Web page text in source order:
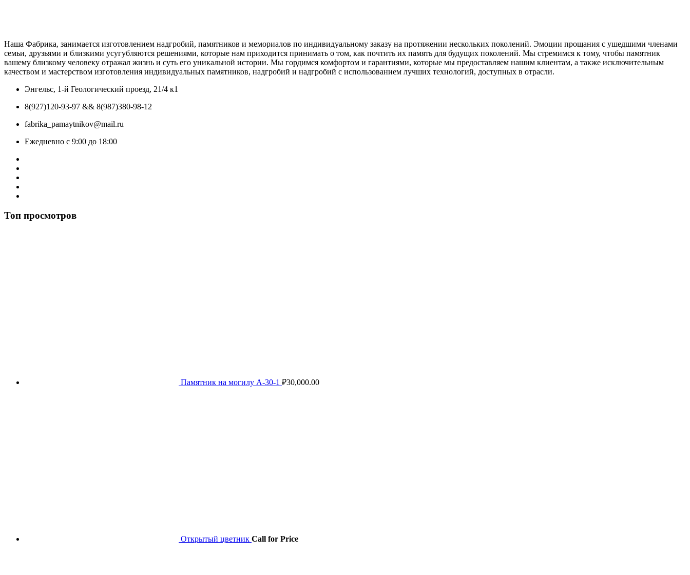
Наша Фабрика, занимается изготовлением надгробий, памятников и мемориалов по индивидуальному заказу на протяжении нескольких поколений. Эмоции прощания с ушедшими членами
семьи, друзьями и близкими усугубляются решениями, которые нам приходится принимать о том, как почтить их память для будущих поколений. Мы стремимся к тому, чтобы памятник
вашему близкому человеку отражал жизнь и суть его уникальной истории. Мы гордимся комфортом и гарантиями, которые мы предоставляем нашим клиентам, а также исключительным
качеством и мастерством изготовления индивидуальных памятников, надгробий и надгробий с использованием лучших технологий, доступных в отрасли.
Энгельс, 1-й Геологический проезд, 21/4 к1
8(927)120-93-97 && 8(987)380-98-12
fabrika_pamaytnikov@mail.ru
Ежедневно с 9:00 до 18:00
Топ просмотров
Памятник на могилу А-30-1 ₽30,000.00
Открытый цветник Call for Price